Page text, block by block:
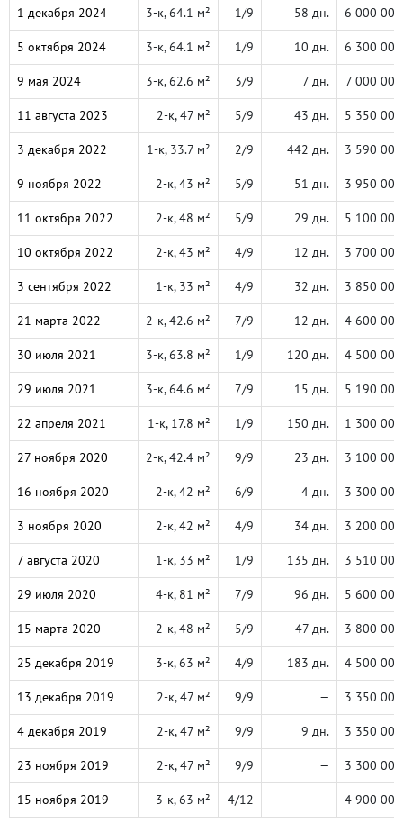
1 декабря 2024 3-к, 64.1 м² 1/9 58 дн. 6 000 000
5 октября 2024 3-к, 64.1 м² 1/9 10 дн. 6 300 000
9 мая 2024 3-к, 62.6 м² 3/9 7 дн. 7 000 000
11 августа 2023 2-к, 47 м² 5/9 43 дн. 5 350 000
3 декабря 2022 1-к, 33.7 м² 2/9 442 дн. 3 590 000
9 ноября 2022 2-к, 43 м² 5/9 51 дн. 3 950 000
11 октября 2022 2-к, 48 м² 5/9 29 дн. 5 100 000
10 октября 2022 2-к, 43 м² 4/9 12 дн. 3 700 000
3 сентября 2022 1-к, 33 м² 4/9 32 дн. 3 850 000
21 марта 2022 2-к, 42.6 м² 7/9 12 дн. 4 600 000
30 июля 2021 3-к, 63.8 м² 1/9 120 дн. 4 500 000
29 июля 2021 3-к, 64.6 м² 7/9 15 дн. 5 190 000
22 апреля 2021 1-к, 17.8 м² 1/9 150 дн. 1 300 000
27 ноября 2020 2-к, 42.4 м² 9/9 23 дн. 3 100 000
16 ноября 2020 2-к, 42 м² 6/9 4 дн. 3 300 000
3 ноября 2020 2-к, 42 м² 4/9 34 дн. 3 200 000
7 августа 2020 1-к, 33 м² 1/9 135 дн. 3 510 000
29 июля 2020 4-к, 81 м² 7/9 96 дн. 5 600 000
15 марта 2020 2-к, 48 м² 5/9 47 дн. 3 800 000
25 декабря 2019 3-к, 63 м² 4/9 183 дн. 4 500 000
13 декабря 2019 2-к, 47 м² 9/9 — 3 350 000
4 декабря 2019 2-к, 47 м² 9/9 9 дн. 3 350 000
23 ноября 2019 2-к, 47 м² 9/9 — 3 300 000
15 ноября 2019 3-к, 63 м² 4/12 — 4 900 000